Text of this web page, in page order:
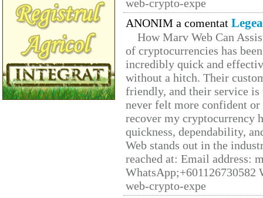
web-crypto-expe
ANONIM a comentat
How Marv Web Can
of cryptocurrencies has
incredibly quick and
without a hitch. Their
friendly, and their service
never felt more confident
recover my cryptocurrency
quickness, dependability,
Web stands out in the
reached at: Email address:
web-crypto-expe